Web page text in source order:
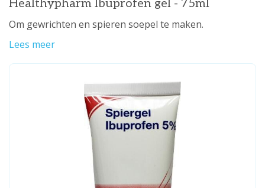
Healthypharm Ibuprofen gel - 75ml
Om gewrichten en spieren soepel te maken.
Lees meer